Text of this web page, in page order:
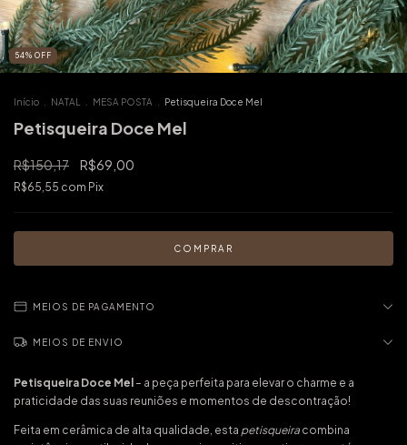
54% OFF
Início NATAL MESA POSTA Petisqueira Doce Mel
Petisqueira Doce Mel
R$150,17 R$69,00
R$65,55 com Pix
MEIOS DE PAGAMENTO
MEIOS DE ENVIO
Petisqueira Doce Mel – a peça perfeita para elevar o charme e a
praticidade das suas reuniões e momentos de descontração!
Feita em cerâmica de alta qualidade, esta petisqueira combina